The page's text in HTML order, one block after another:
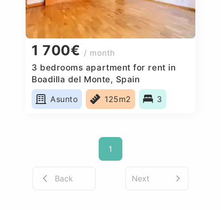
1 700€ / month
3 bedrooms apartment for rent in
Boadilla del Monte, Spain
Asunto
125m2 3
1
Back Next